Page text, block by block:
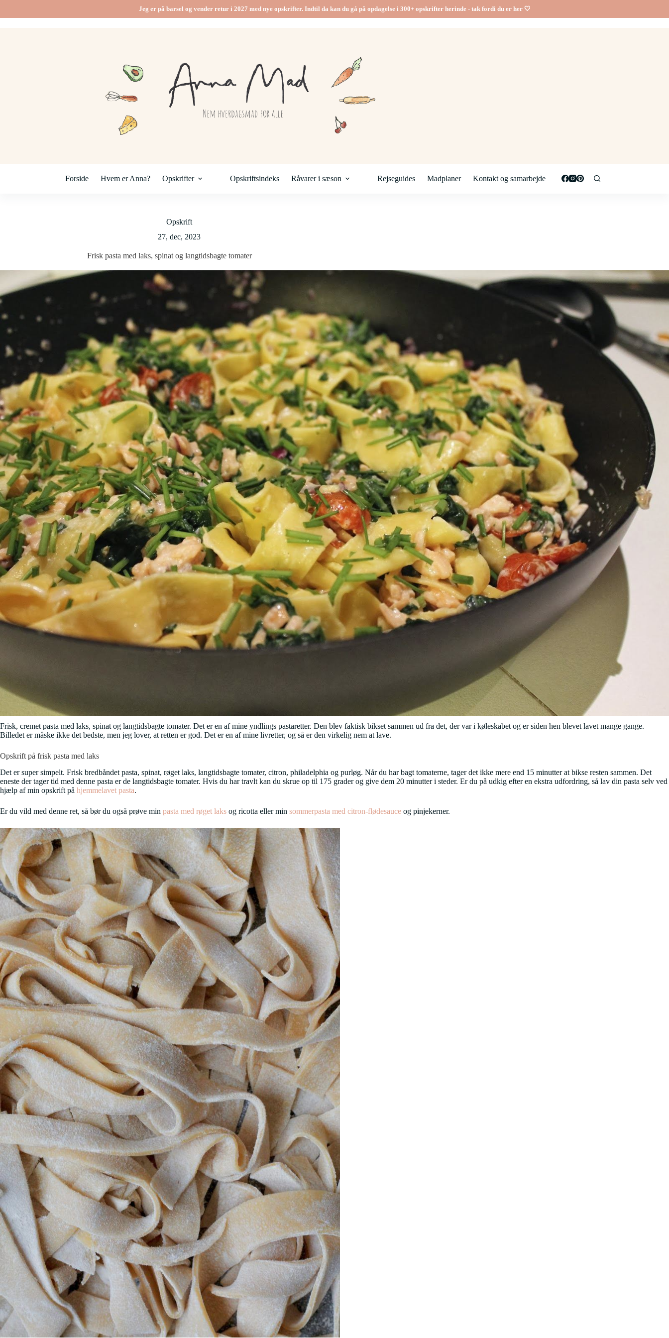
Jeg er på barsel og vender retur i 2027 med nye opskrifter. Indtil da kan du gå på opdagelse i 300+ opskrifter herinde - tak fordi du er her 🤍
Forside Hvem er Anna? Opskrifter Opskriftsindeks Råvarer i sæson Rejseguides Madplaner Kontakt og samarbejde
Opskrift
27, dec, 2023
Frisk pasta med laks, spinat og langtidsbagte tomater
Frisk, cremet pasta med laks, spinat og langtidsbagte tomater. Det er en af mine yndlings pastaretter. Den blev faktisk bikset sammen ud fra det, der var i køleskabet og er siden hen blevet lavet mange gange.
Billedet er måske ikke det bedste, men jeg lover, at retten er god. Det er en af mine livretter, og så er den virkelig nem at lave.
Opskrift på frisk pasta med laks
Det er super simpelt. Frisk bredbåndet pasta, spinat, røget laks, langtidsbagte tomater, citron, philadelphia og purløg. Når du har bagt tomaterne, tager det ikke mere end 15 minutter at bikse resten sammen. Det
eneste der tager tid med denne pasta er de langtidsbagte tomater. Hvis du har travlt kan du skrue op til 175 grader og give dem 20 minutter i steder. Er du på udkig efter en ekstra udfordring, så lav din pasta selv ved
hjælp af min opskrift på hjemmelavet pasta.
Er du vild med denne ret, så bør du også prøve min pasta med røget laks og ricotta eller min sommerpasta med citron-flødesauce og pinjekerner.